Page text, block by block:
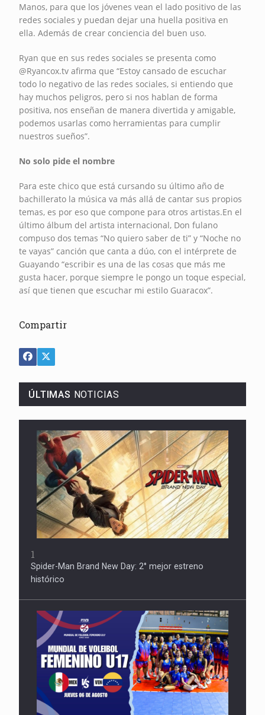
Manos, para que los jóvenes vean el lado positivo de las
redes sociales y puedan dejar una huella positiva en
ella. Además de crear conciencia del buen uso.
Ryan que en sus redes sociales se presenta como
@Ryancox.tv afirma que “Estoy cansado de escuchar
todo lo negativo de las redes sociales, si entiendo que
hay muchos peligros, pero si nos hablan de forma
positiva, nos enseñan de manera divertida y amigable,
podemos usarlas como herramientas para cumplir
nuestros sueños”.
No solo pide el nombre
Para este chico que está cursando su último año de
bachillerato la música va más allá de cantar sus propios
temas, es por eso que compone para otros artistas.En el
último álbum del artista internacional, Don fulano
compuso dos temas “No quiero saber de ti” y “Noche no
te vayas” canción que canta a dúo, con el intérprete de
Guayando “escribir es una de las cosas que más me
gusta hacer, porque siempre le pongo un toque especial,
así que tienen que escuchar mi estilo Guaracox”.
Compartir
ÚLTIMAS NOTICIAS
1
Spider-Man Brand New Day: 2° mejor estreno
histórico